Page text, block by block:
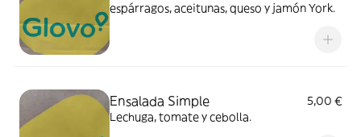
espárragos, aceitunas, queso y jamón York.
Ensalada Simple
5,00 €
Lechuga, tomate y cebolla.